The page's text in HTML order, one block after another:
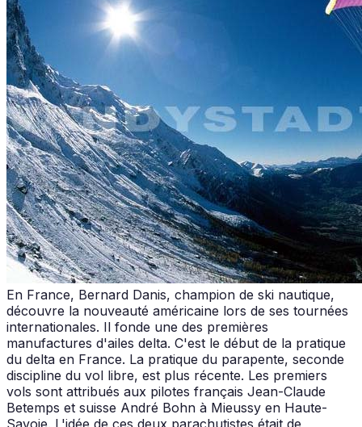
En France, Bernard Danis, champion de ski nautique,
découvre la nouveauté américaine lors de ses tournées
internationales. Il fonde une des premières
manufactures d'ailes delta. C'est le début de la pratique
du delta en France. La pratique du parapente, seconde
discipline du vol libre, est plus récente. Les premiers
vols sont attribués aux pilotes français Jean-Claude
Betemps et suisse André Bohn à Mieussy en Haute-